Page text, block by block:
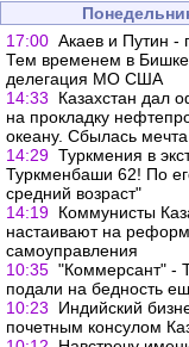
17:00 Акаев и Путин -
Тем временем в
делегация МО США
14:33
Казахстан дал
на прокладку
океану. Сбылась
14:29 Туркмения в
Туркменбаши 62! По
средний возраст"
14:19 Коммунисты
настаивают на
самоуправления
10:35 "Коммерсант" -
подали на бедность
10:23
Индийский
почетным консулом